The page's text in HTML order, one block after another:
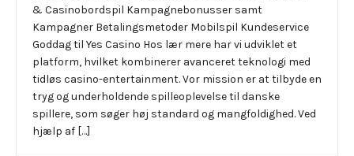
& Casinobordspil Kampagnebonusser samt
Kampagner Betalingsmetoder Mobilspil Kundeservice
Goddag til Yes Casino Hos lær mere har vi udviklet et
platform, hvilket kombinerer avanceret teknologi med
tidløs casino-entertainment. Vor mission er at tilbyde en
tryg og underholdende spilleoplevelse til danske
spillere, som søger høj standard og mangfoldighed. Ved
hjælp af […]